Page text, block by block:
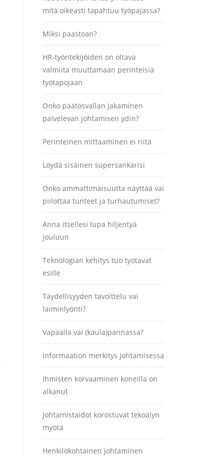
mitä oikeasti tapahtuu työpajassa?
Miksi paastoan?
HR-työntekijöiden on oltava
valmiita muuttamaan perinteisiä
työtapojaan
Onko päätösvallan jakaminen
palvelevan johtamisen ydin?
Perinteinen mittaaminen ei riitä
Löydä sisäinen supersankarisi
Onko ammattimaisuutta näyttää vai
piilottaa tunteet ja turhautumiset?
Anna itsellesi lupa hiljentyä
jouluun
Teknologian kehitys tuo työtavat
esille
Täydellisyyden tavoittelu vai
laiminlyönti?
Vapaalla vai (kaula)pannassa?
Informaation merkitys johtamisessa
Ihmisten korvaaminen koneilla on
alkanut
Johtamistaidot korostuvat tekoälyn
myötä
Henkilökohtainen johtaminen